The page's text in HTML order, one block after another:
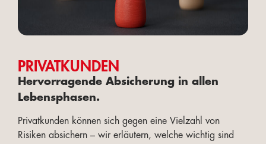
PRIVATKUNDEN
Hervorragende Absicherung in allen
Lebensphasen.
Privatkunden können sich gegen eine Vielzahl von
Risiken absichern – wir erläutern, welche wichtig sind